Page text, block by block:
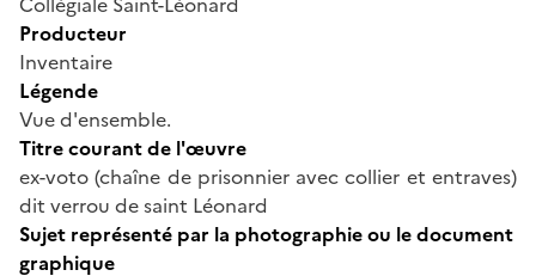
Producteur
Inventaire
Légende
Vue d'ensemble.
Titre courant de l'œuvre
ex-voto (chaîne de prisonnier avec collier et entraves)
dit verrou de saint Léonard
Sujet représenté par la photographie ou le document
graphique